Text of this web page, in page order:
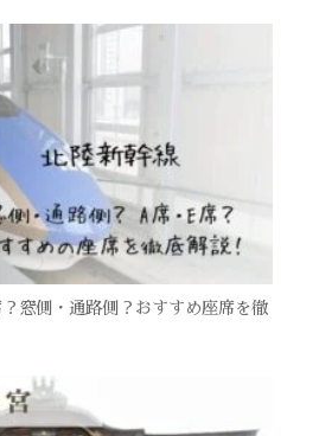
窓側・通路側？おすすめ座席を徹